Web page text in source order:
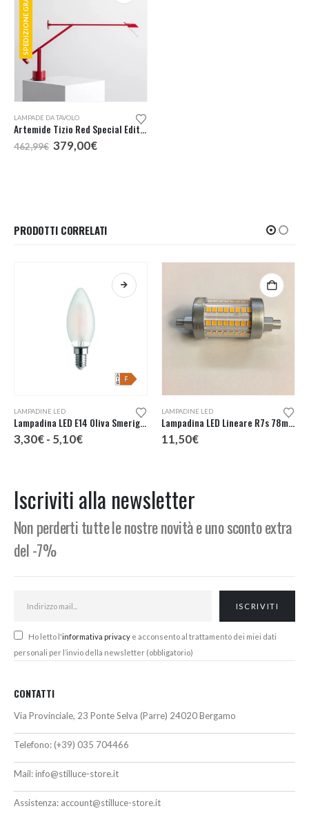
SPEDIZIONE GRATUITA
LAMPADE DA TAVOLO
Artemide Tizio Red Special Edition
462,99€ Il
prezzo
379,00€Il
PRODOTTI CORRELATI
LAMPADINE LED
Lampadina LED E14 Oliva Smerigliata
3,30€ - 5,10€Fascia
a
5,10€
LAMPADINE LED
Lampadina LED Lineare R7s 78mm 230V
11,50€
Iscriviti alla newsletter
Non perderti tutte le nostre novità e uno sconto extra
del -7%
Ho letto l'informativa privacy e acconsento al trattamento dei miei dati
personali per l’invio della newsletter (obbligatorio)
CONTATTI
Via Provinciale, 23 Ponte Selva (Parre) 24020 Bergamo
Telefono: (+39) 035 704466
Mail:info@stilluce-store.it
Assistenza: account@stilluce-store.it